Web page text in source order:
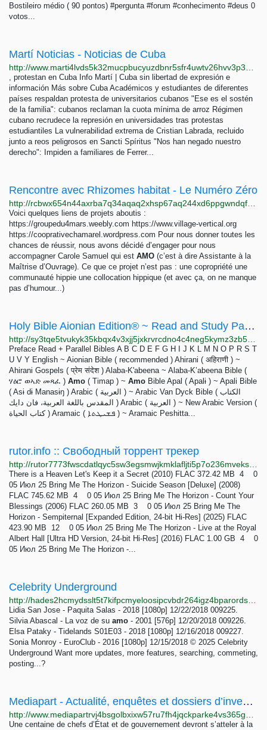
Bostileiro médio ( 90 pontos) #pergunta #forum #conhecimento #deus 0
votos...
Martí Noticias - Noticias de Cuba
, protestan en Cuba Info Martí | Cuba sin libertad de expresión e
información Más sobre Cuba Académicos y estudiantes de diferentes
países respaldan protesta de universitarios cubanos "Ese es el sostén
de la familia": cubanos reclaman la cuota mínima de arroz Régimen
cubano recrudece la represión en universidades tras protestas
estudiantiles La vulnerabilidad extrema de Cristian Labrada, recluido
junto a reos peligrosos en Sancti Spíritus "Nos han negado nuestro
derecho": Impiden a familiares de Ferrer...
Rencontre avec Rhizomes habitat - Le Numéro Zéro
Voici quelques liens de projets aboutis :
https://groupedu4mars.weebly.com https://www.village-vertical.org
https://cooprativechamarel.wordpress.com Pour nous donner toutes les
chances de réussir, nous avons décidé d’engager pour nous
accompagner Carole Samuel qui est AMO (c’est à dire Assistante à la
Maîtrise d’Ouvrage). Ce que ce projet n’est pas : une copropriété une
communauté hippie une collocation hippique (et avec ça, on ne manque
pas d’humour...)
Holy Bible Aionian Edition® ~ Read and Study Parallel Bible
Preface Read + Parallel Bibles A B C D E F G H I J K L M N O P R S T
U V Y English ~ Aionian Bible ( recommended ) Ahirani ( अहिराणी‎ ) ~
Ahirani Gospels ( प्रेम संदेश ) Alaba-K'abeena ~ Alaba-K’abeena Bible (
ሃዕሮ ወኣድ መጻፈ ) Amo ( Timap ) ~ Amo Bible Apal ( Apalɨ ) ~ Apali Bible
( Asɨ dɨ Manasɨŋ ) Arabic ( العربية ) ~ Arabic Van Dyck Bible ( الكتاب
المقدس باللغة العربية، فان دايك ) Arabic ( العربية ) ~ New Arabic Version (
كتاب الحياة ) Aramaic ( ܦܫܝܛܬܐ ) ~ Aramaic Peshitta...
rutor.info :: Свободный торрент трекер
There is a Heaven Let's Keep it a Secret (2010) FLAC 372.42 MB 4 0
05 Июл 25 Bring Me The Horizon - Suicide Season [Deluxe] (2008)
FLAC 745.62 MB 4 0 05 Июл 25 Bring Me The Horizon - Count Your
Blessings (2006) FLAC 260.05 MB 3 0 05 Июл 25 Bring Me The
Horizon - Sempiternal [Expanded Edition, 24-bit Hi-Res] (2025) FLAC
423.90 MB 12 0 05 Июл 25 Bring Me The Horizon - Live at the Royal
Albert Hall [Ultra HD Version, 24-bit Hi-Res] (2016) FLAC 1.00 GB 4 0
05 Июл 25 Bring Me The Horizon -...
Celebrity Underground
Lidia San Jose - Paquita Salas - 2018 [1080p] 12/22/2018 009225.
Silvia Abascal - La voz de su amo - 2001 [576p] 12/20/2018 009226.
Elsa Pataky - Tidelands S01E03 - 2018 [1080p] 12/16/2018 009227.
Sonia Monroy - EuroClub - 2016 [1080p] 12/15/2018 © 2025 Celebrity
Underground Want more updates, more features, searching, commeting,
posting...?
Mediapart - Actualité, enquêtes et dossiers d’investigation en toute indépendance !
Une centaine de chefs d’État et de gouvernement devront s’atteler à la